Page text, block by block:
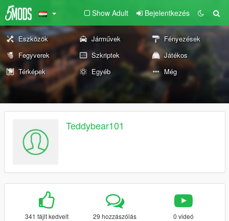
Show Adult Bejelentkezés
Eszközök Járművek
Fényezések
Fegyverek
Szkriptek
Játékos
Térképek
Egyéb Még
Teddybear101
341 fájlt kedvelt 29 hozzászólás 0 videó